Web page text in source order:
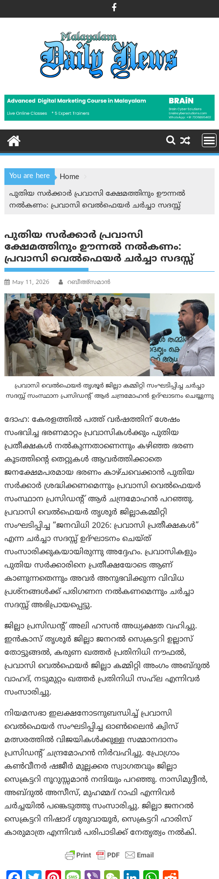
to
You are here
Home
പുതിയ സർക്കാർ പ്രവാസി ക്ഷേമത്തിനും ഊന്നൽ
നൽകണം: പ്രവാസി വെൽഫെയർ ചര്‍ച്ചാ സദസ്സ്
പുതിയ സർക്കാർ പ്രവാസി
ക്ഷേമത്തിനും ഊന്നൽ നൽകണം:
പ്രവാസി വെൽഫെയർ ചര്‍ച്ചാ സദസ്സ്
May 11, 2026 റബീഅ്‌സമാന്‍
പ്രവാസി വെൽഫെയർ തൃശൂർ ജില്ലാ കമ്മിറ്റി സംഘടിപ്പിച്ച ചർച്ചാ
സദസ്സ് സംസ്ഥാന പ്രസിഡന്റ് ആര്‍ ചന്ദ്രമോഹൻ ഉദ്ഘാടനം ചെയ്യുന്നു
ദോഹ: കേരളത്തിൽ പത്ത് വർഷത്തിന് ശേഷം
സംഭവിച്ച ഭരണമാറ്റം പ്രവാസികൾക്കും പുതിയ
പ്രതീക്ഷകൾ നൽകുന്നതാണെന്നും കഴിഞ്ഞ ഭരണ
കൂടത്തിന്റെ തെറ്റുകൾ ആവർത്തിക്കാതെ
ജനക്ഷേമപരമായ ഭരണം കാഴ്ചവെക്കാൻ പുതിയ
സർക്കാർ ശ്രദ്ധിക്കണമെന്നും പ്രവാസി വെൽഫെയർ
സംസ്ഥാന പ്രസിഡന്റ് ആര്‍ ചന്ദ്രമോഹൻ പറഞ്ഞു.
പ്രവാസി വെൽഫെയർ തൃശൂർ ജില്ലാകമ്മിറ്റി
സംഘടിപ്പിച്ച “ജനവിധി 2026: പ്രവാസി പ്രതീക്ഷകൾ”
എന്ന ചർച്ചാ സദസ്സ് ഉദ്ഘാടനം ചെയ്ത്
സംസാരിക്കുകയായിരുന്നു അദ്ദേഹം. പ്രവാസികളും
പുതിയ സർക്കാരിനെ പ്രതീക്ഷയോടെ ആണ്
കാണുന്നതെന്നും അവര്‍ അനുഭവിക്കുന്ന വിവിധ
പ്രശ്നങ്ങള്‍ക്ക് പരിഗണന നല്‍കണമെന്നും ചർച്ചാ
സദസ്സ് അഭിപ്രായപ്പെട്ടു.
ജില്ലാ പ്രസിഡന്റ് അലി ഹസൻ അധ്യക്ഷത വഹിച്ചു.
ഇൻകാസ് തൃശൂർ ജില്ലാ ജനറൽ സെക്രട്ടറി ഉല്ലാസ്
തോട്ടുങ്ങൽ, കരുണ ഖത്തർ പ്രതിനിധി നൗഫൽ,
പ്രവാസി വെൽഫെയർ ജില്ലാ കമ്മിറ്റി അംഗം അബ്ദുൽ
വാഹദ്, നടുമുറ്റം ഖത്തർ പ്രതിനിധി സഹ്‌ല എന്നിവർ
സംസാരിച്ചു.
നിയമസഭാ ഇലക്ഷനോടനുബന്ധിച്ച് പ്രവാസി
വെൽഫെയർ സംഘടിപ്പിച്ച ഓൺലൈൻ ക്വിസ്
മത്സരത്തിൽ വിജയികൾക്കുള്ള സമ്മാനദാനം
പ്രസിഡന്റ് ചന്ദ്രമോഹൻ നിർവഹിച്ചു. പ്രോഗ്രാം
കൺവീനർ ഷജീർ മുല്ലക്കര സ്വാഗതവും ജില്ലാ
സെക്രട്ടറി നൂറുസ്സമാൻ നന്ദിയും പറഞ്ഞു. നാസിമുദ്ദീൻ,
അബ്ദുൽ അസീസ്, മുഹമ്മദ് റാഫി എന്നിവർ
ചർച്ചയിൽ പങ്കെടുത്തു സംസാരിച്ചു. ജില്ലാ ജനറൽ
സെക്രട്ടറി നിഷാദ് ഗുരുവായൂർ, സെക്രട്ടറി ഹാരിസ്
കാരുമാത്ര എന്നിവർ പരിപാടിക്ക് നേതൃത്വം നല്‍കി.